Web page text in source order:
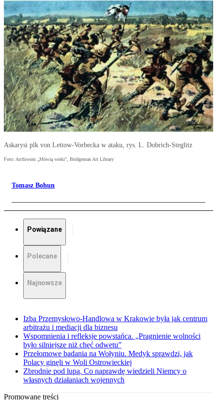
Askarysi plk von Lettow-Vorbecka w ataku, rys. L. Dobrich-Steglitz
Foto: Archiwum „Mówią wieki”, Bridgeman Art Library
Tomasz Bohun
Powiązane
Polecane
Najnowsze
Izba Przemysłowo-Handlowa w Krakowie była jak centrum
arbitrażu i mediacji dla biznesu
Wspomnienia i refleksje powstańca. „Pragnienie wolności
było silniejsze niż chęć odwetu”
Przełomowe badania na Wołyniu. Medyk sprawdzi, jak
Polacy ginęli w Woli Ostrowieckiej
Zbrodnie pod lupą. Co naprawdę wiedzieli Niemcy o
własnych działaniach wojennych
Promowane treści